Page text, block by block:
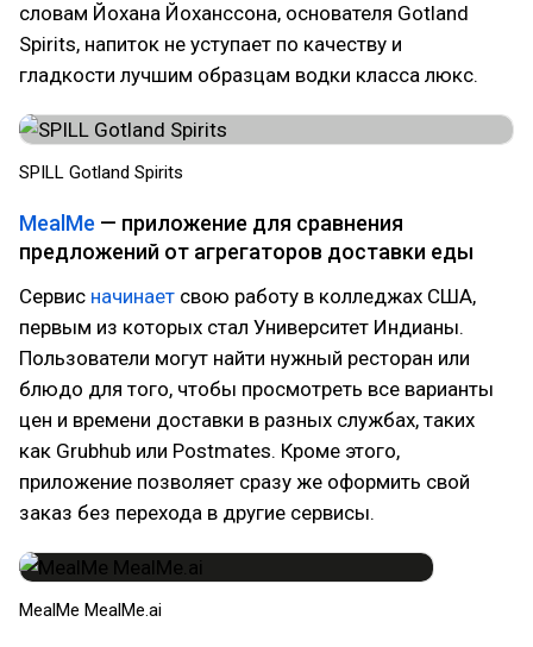
словам Йохана Йоханссона, основателя Gotland
Spirits, напиток не уступает по качеству и
гладкости лучшим образцам водки класса люкс.
SPILL Gotland Spirits
MealMe — приложение для сравнения
предложений от агрегаторов доставки еды
Сервис начинает свою работу в колледжах США,
первым из которых стал Университет Индианы.
Пользователи могут найти нужный ресторан или
блюдо для того, чтобы просмотреть все варианты
цен и времени доставки в разных службах, таких
как Grubhub или Postmates. Кроме этого,
приложение позволяет сразу же оформить свой
заказ без перехода в другие сервисы.
MealMe MealMe.ai